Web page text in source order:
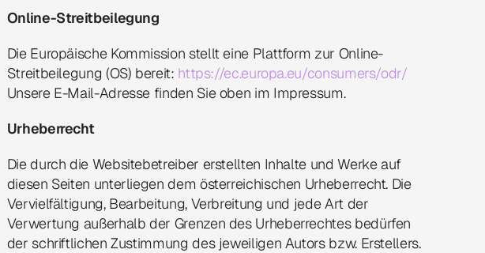
Online-Streitbeilegung
Die Europäische Kommission stellt eine Plattform zur Online-
Streitbeilegung (OS) bereit: https://ec.europa.eu/consumers/odr/
Unsere E-Mail-Adresse finden Sie oben im Impressum.
Urheberrecht
Die durch die Websitebetreiber erstellten Inhalte und Werke auf
diesen Seiten unterliegen dem österreichischen Urheberrecht. Die
Vervielfältigung, Bearbeitung, Verbreitung und jede Art der
Verwertung außerhalb der Grenzen des Urheberrechtes bedürfen
der schriftlichen Zustimmung des jeweiligen Autors bzw. Erstellers.